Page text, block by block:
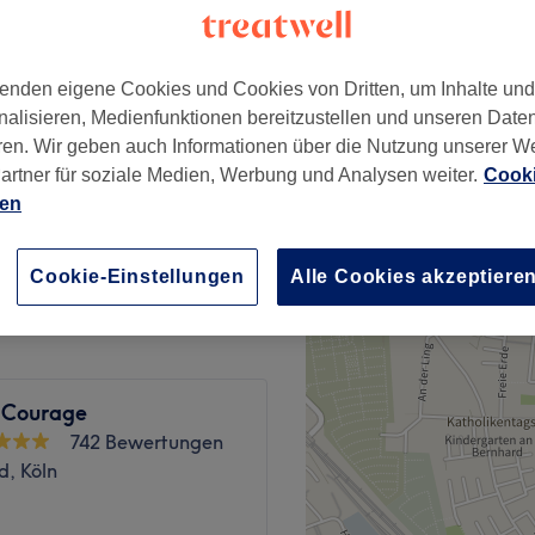
22 €
20 €
742 Bewertungen
Köln
eigene Cookies und Cookies von Dritten, um Inhalte
Medienfunktionen bereitzustellen und unseren
Wir geben auch Informationen über die Nutzung unserer
für soziale Medien, Werbung und Analysen weiter.
Cookie-Einstellungen Alle Cookies akzeptieren